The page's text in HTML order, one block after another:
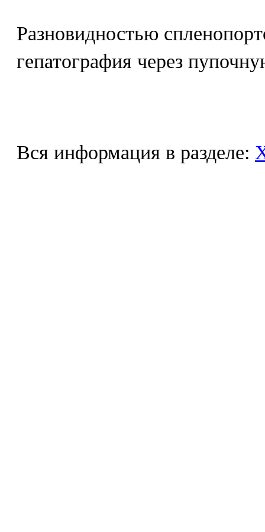
Разновидностью
гепатография через
Вся информация в разделе: